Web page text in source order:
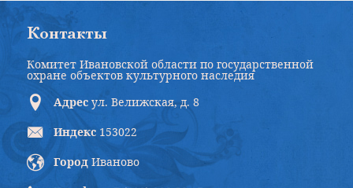
Контакты
Комитет Ивановской области по государственной
охране объектов культурного наследия
Адрес ул. Велижская, д. 8
Индекс 153022
Город Иваново